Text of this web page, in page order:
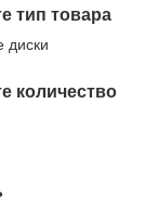
тип товара
количество